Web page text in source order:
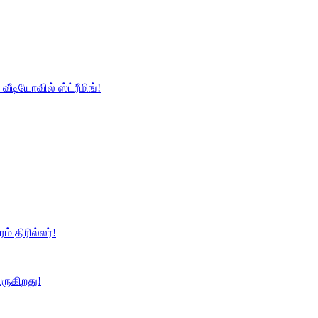
வீடியோவில் ஸ்ட்ரீமிங்!
திரில்லர்!